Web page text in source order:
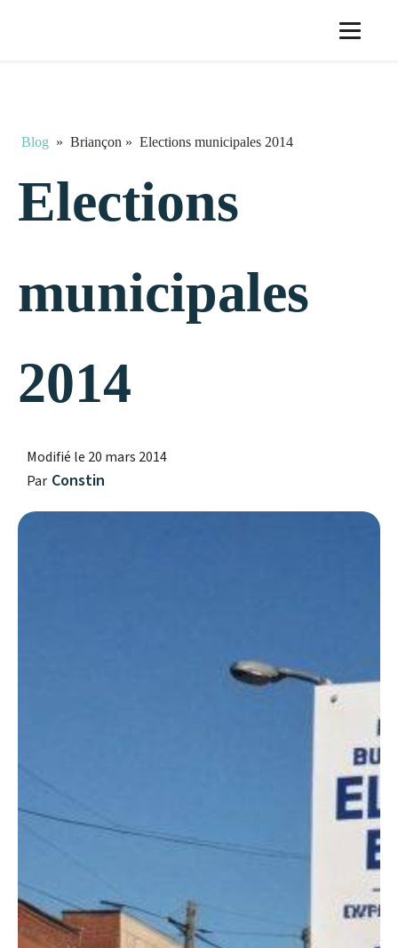
Blog » Briançon » Elections municipales 2014
Elections
municipales
2014
Modifié le 20 mars 2014
Par Constin